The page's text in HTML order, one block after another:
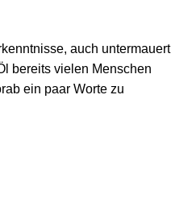
auch untermauert
bereits vielen Menschen
ein paar Worte zu